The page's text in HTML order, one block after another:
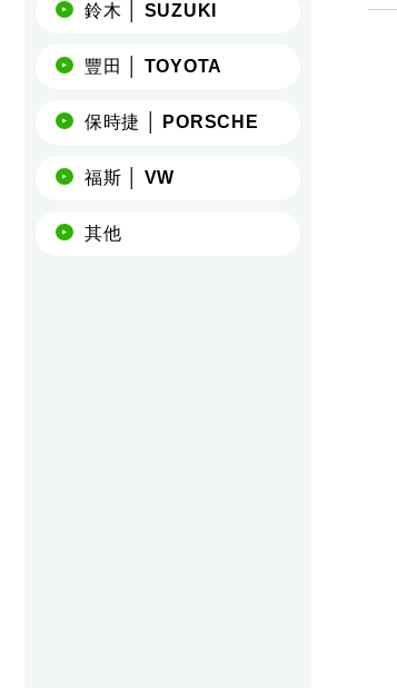
鈴木 │ SUZUKI
豐田 │ TOYOTA
保時捷 │ PORSCHE
福斯 │ VW
其他